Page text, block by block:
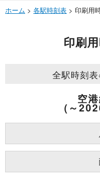
ホーム > 各駅時刻表 > 印刷用
印刷
全駅時刻表
空
(～